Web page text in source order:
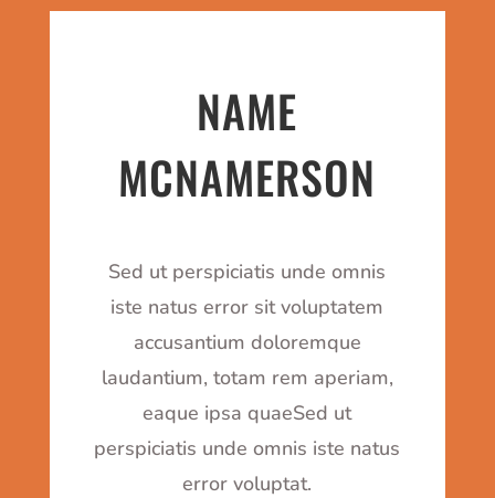
NAME
MCNAMERSON
Sed ut perspiciatis unde omnis
iste natus error sit voluptatem
accusantium doloremque
laudantium, totam rem aperiam,
eaque ipsa quaeSed ut
perspiciatis unde omnis iste natus
error voluptat.